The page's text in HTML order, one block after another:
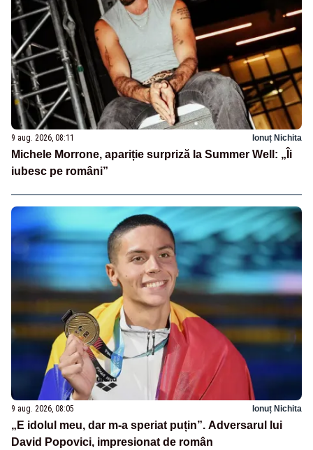
9 aug. 2026, 08:11 Ionuț Nichita
Michele Morrone, apariție surpriză la Summer Well: „Îi
iubesc pe români”
9 aug. 2026, 08:05 Ionuț Nichita
„E idolul meu, dar m-a speriat puțin”. Adversarul lui
David Popovici, impresionat de român